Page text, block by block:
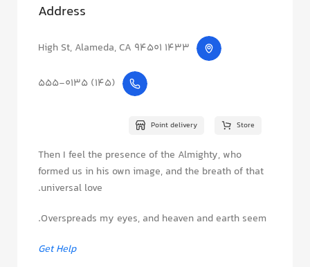
Address
1433 High St, Alameda, CA 94501
(145) 555-0135
Store
Point delivery
Then I feel the presence of the Almighty, who
formed us in his own image, and the breath of that
universal love.
Overspreads my eyes, and heaven and earth seem.
Get Help